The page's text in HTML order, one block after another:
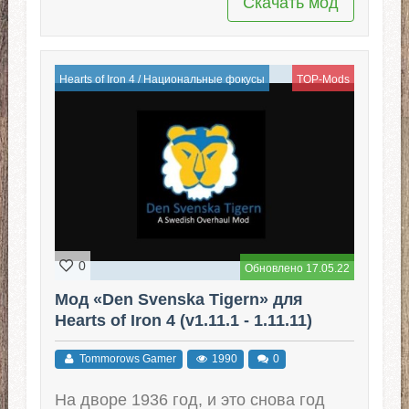
Hearts of Iron 4/ Национальные фокусы TOP-Mods
Обновлено 17.05.22
0
Мод «Den Svenska Tigern» для
Hearts of Iron 4 (v1.11.1 - 1.11.11)
Tommorows Gamer 1990 0
На дворе 1936 год, и это снова год